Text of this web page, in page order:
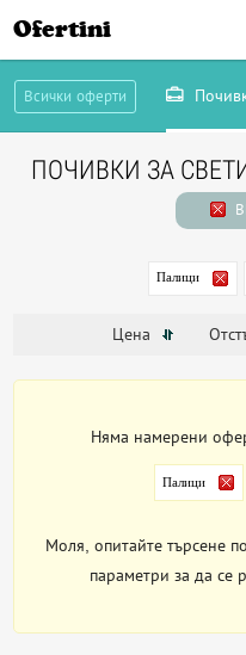
Ofertini
Всички оферти
ПОЧИВКИ ЗА
Палици
Цена
Няма намерени
Палици
Моля, опитайте търсене
параметри за да се